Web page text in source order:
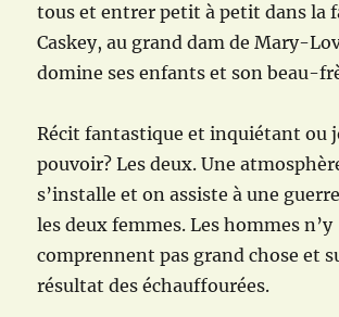
tous et entrer petit à petit dans la
Caskey, au grand dam de Mary-
domine ses enfants et son beau-
Récit fantastique et inquiétant ou
pouvoir? Les deux. Une
s’installe et on assiste à une
les deux femmes. Les hommes n’y
comprennent pas grand chose et
résultat des échauffourées.